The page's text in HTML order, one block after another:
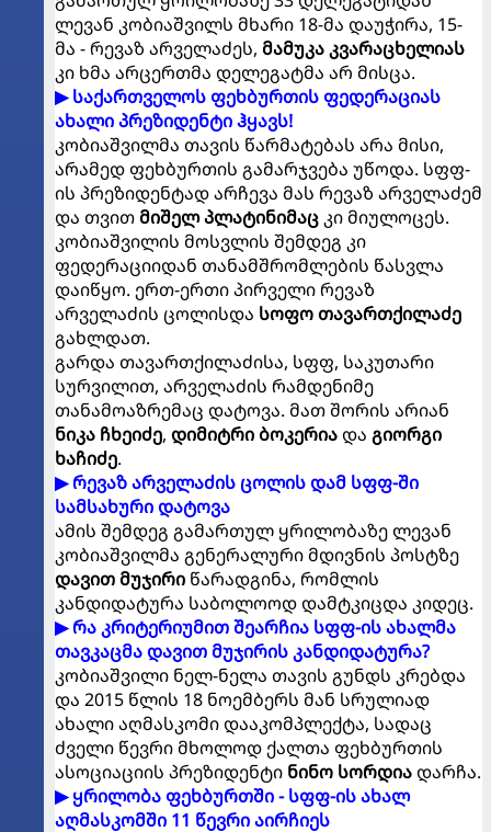
ლევან კობიაშვილს მხარი 18-მა დაუჭირა, 15-
მა - რევაზ არველაძეს, მამუკა კვარაცხელიას
კი ხმა არცერთმა დელეგატმა არ მისცა.
▶ საქართველოს ფეხბურთის ფედერაციას
ახალი პრეზიდენტი ჰყავს!
კობიაშვილმა თავის წარმატებას არა მისი,
არამედ ფეხბურთის გამარჯვება უწოდა. სფფ-
ის პრეზიდენტად არჩევა მას რევაზ არველაძემ
და თვითმიშელ პლატინიმაცკი მიულოცეს.
კობიაშვილის მოსვლის შემდეგ კი
ფედერაციიდან თანამშრომლების წასვლა
დაიწყო. ერთ-ერთი პირველი რევაზ
არველაძის ცოლისდა სოფო თავართქილაძე
გახლდათ.
გარდა თავართქილაძისა, სფფ, საკუთარი
სურვილით, არველაძის რამდენიმე
თანამოაზრემაც დატოვა. მათ შორის არიან
ნიკა ჩხეიძე, დიმიტრი ბოკერიადა გიორგი
ხაჩიძე.
▶ რევაზ არველაძის ცოლის დამ სფფ-ში
სამსახური დატოვა
ამის შემდეგ გამართულ ყრილობაზე ლევან
კობიაშვილმა გენერალური მდივნის პოსტზე
დავით მუჯირი წარადგინა, რომლის
კანდიდატურა საბოლოოდ დამტკიცდა კიდეც.
▶ რა კრიტერიუმით შეარჩია სფფ-ის ახალმა
თავკაცმა დავით მუჯირის კანდიდატურა?
კობიაშვილი ნელ-ნელა თავის გუნდს კრებდა
და 2015 წლის 18 ნოემბერს მან სრულიად
ახალი აღმასკომი დააკომპლექტა, სადაც
ძველი წევრი მხოლოდ ქალთა ფეხბურთის
ასოციაციის პრეზიდენტი ნინო სორდიადარჩა.
▶ ყრილობა ფეხბურთში - სფფ-ის ახალ
აღმასკომში 11 წევრი აირჩიეს